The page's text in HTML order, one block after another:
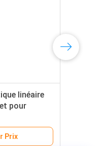
linéaire
pour
Prix